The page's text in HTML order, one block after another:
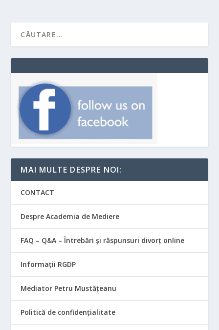
MAI MULTE DESPRE NOI:
CONTACT
Despre Academia de Mediere
FAQ – Q&A – Întrebări și răspunsuri divorț online
Informații RGDP
Mediator Petru Mustățeanu
Politică de confidențialitate